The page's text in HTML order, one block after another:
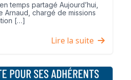
temps partagé Aujourd’hui,
Arnaud, chargé de missions
[…]
Lire la suite